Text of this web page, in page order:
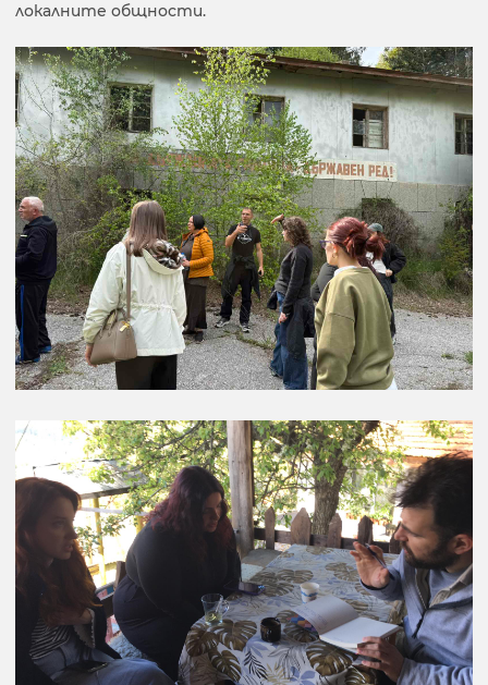
локалните общности.